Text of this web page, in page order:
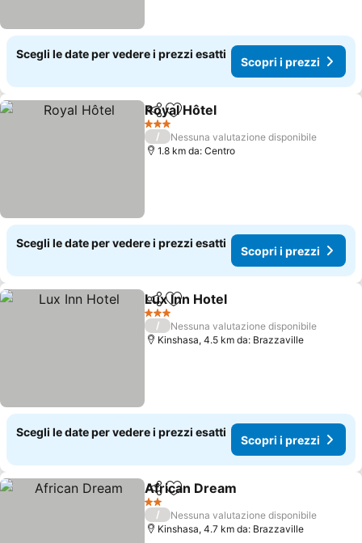
Scegli le date per vedere i prezzi esatti
Scopri i prezzi
CondividiAggiungi ai preferiti
Royal Hôtel
3 Stelle
/
Nessuna valutazione disponibile
1.8 km da: Centro
Scegli le date per vedere i prezzi esatti
Scopri i prezzi
CondividiAggiungi ai preferiti
Lux Inn Hotel
3 Stelle
/
Nessuna valutazione disponibile
Kinshasa, 4.5 km da: Brazzaville
Scegli le date per vedere i prezzi esatti
Scopri i prezzi
CondividiAggiungi ai preferiti
African Dream
2 Stelle
/
Nessuna valutazione disponibile
Kinshasa, 4.7 km da: Brazzaville